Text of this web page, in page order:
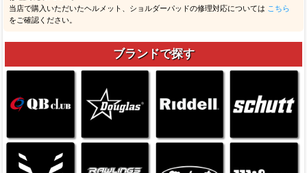
当店で購入いただいたヘルメット、ショルダーパッドの修理対応については こちら
をご確認ください。
ブランドで探す